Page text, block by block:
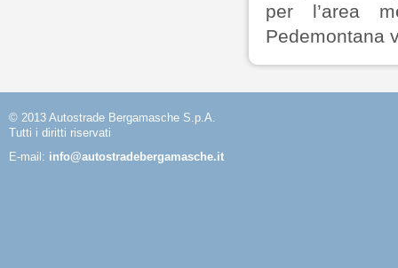
per l’area
Pedemontana
© 2013 Autostrade Bergamasche S.p.A.
Tutti i diritti riservati
E-mail: info@autostradebergamasche.it